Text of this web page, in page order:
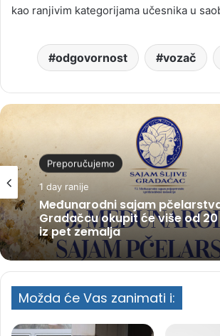
kao ranjivim kategorijama učesnika u
odgovornost vozač
Preporučujemo
1 day ranije
Međunarodni sajam
Gradačcu okupit će više od
iz pet zemalja
Možda će Vas zanimati i: